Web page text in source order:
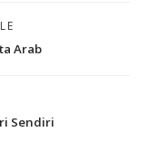
Arab
Sendiri